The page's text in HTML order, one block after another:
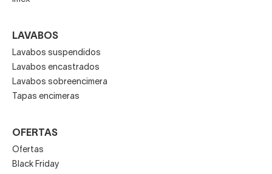
LAVABOS
Lavabos suspendidos
Lavabos encastrados
Lavabos sobreencimera
Tapas encimeras
OFERTAS
Ofertas
Black Friday